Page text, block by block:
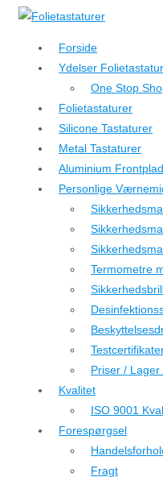
↓
hovedindhold
Forside
Ydelser
One Stop
Folietastaturer
Silicone Tastaturer
Metal Tastaturer
Aluminium
Personlige
Termometre
Priser /
Kvalitet
ISO 9001
Forespørgsel
Fragt